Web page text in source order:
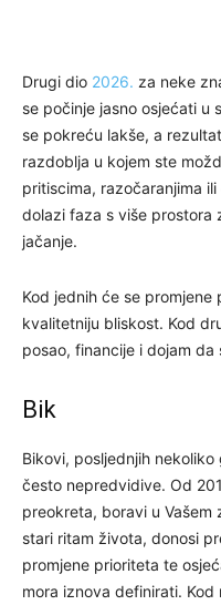
Drugi dio 2026. za neke
se počinje jasno osjećati u
se pokreću lakše, a
razdoblja u kojem ste
pritiscima, razočaranjima
dolazi faza s više prostora
jačanje.
Kod jednih će se
kvalitetniju bliskost. Kod
posao, financije i dojam
Bik
Bikovi, posljednjih
često nepredvidive. Od
preokreta, boravi u
stari ritam života, donosi
promjene prioriteta te
mora iznova definirati.